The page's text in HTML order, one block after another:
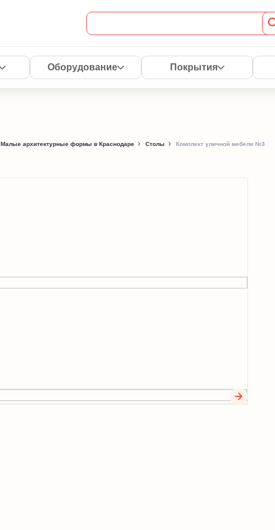
Оборудование Покрытия
Малые архитектурные формы в Краснодаре Столы Комплект уличной мебели №3